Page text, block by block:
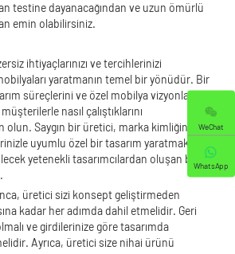
testine dayanacağından ve uzun ömürlü
emin olabilirsiniz.
ihtiyaçlarınızı ve tercihlerinizi
yaratmanın temel bir yönüdür. Bir
süreçlerini ve özel mobilya vizyonlarını
nasıl çalıştıklarını
olun. Saygın bir üretici, marka kimliğiniz ve
uyumlu özel bir tasarım yaratmak için
yetenekli tasarımcılardan oluşan bir
üretici sizi konsept geliştirmeden
kadar her adımda dahil etmelidir. Geri
ve girdilerinize göre tasarımda
Ayrıca, üretici size nihai ürünü
WeChat
WhatsApp